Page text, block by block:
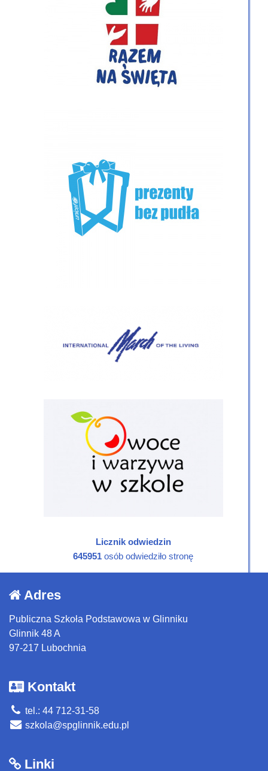
Licznik odwiedzin
645951 osób odwiedziło stronę
Adres
Publiczna Szkoła Podstawowa w Glinniku
Glinnik 48 A
97-217 Lubochnia
Kontakt
tel.: 44 712-31-58
szkola@spglinnik.edu.pl
Linki